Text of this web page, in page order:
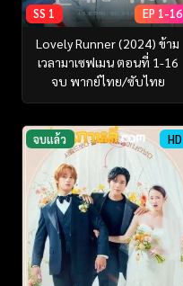
SS 1 EP 1-16
Lovely Runner (2024) ข้าม
เวลามาเซฟเมน ตอนที่ 1-16
จบ พากย์ไทย/ซับไทย
จบแล้ว HD